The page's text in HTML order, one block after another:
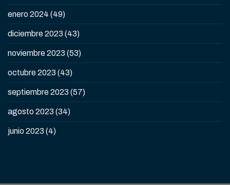
enero 2024 (49)
diciembre 2023 (43)
noviembre 2023 (53)
octubre 2023 (43)
septiembre 2023 (57)
agosto 2023 (34)
junio 2023 (4)